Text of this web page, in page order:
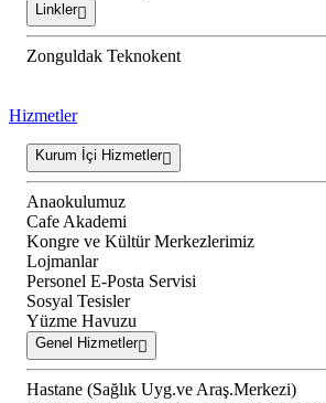
Linkler
Zonguldak Teknokent
Hizmetler
Kurum İçi Hizmetler
Anaokulumuz
Cafe Akademi
Kongre ve Kültür Merkezlerimiz
Lojmanlar
Personel E-Posta Servisi
Sosyal Tesisler
Yüzme Havuzu
Genel Hizmetler
Hastane (Sağlık Uyg.ve Araş.Merkezi)